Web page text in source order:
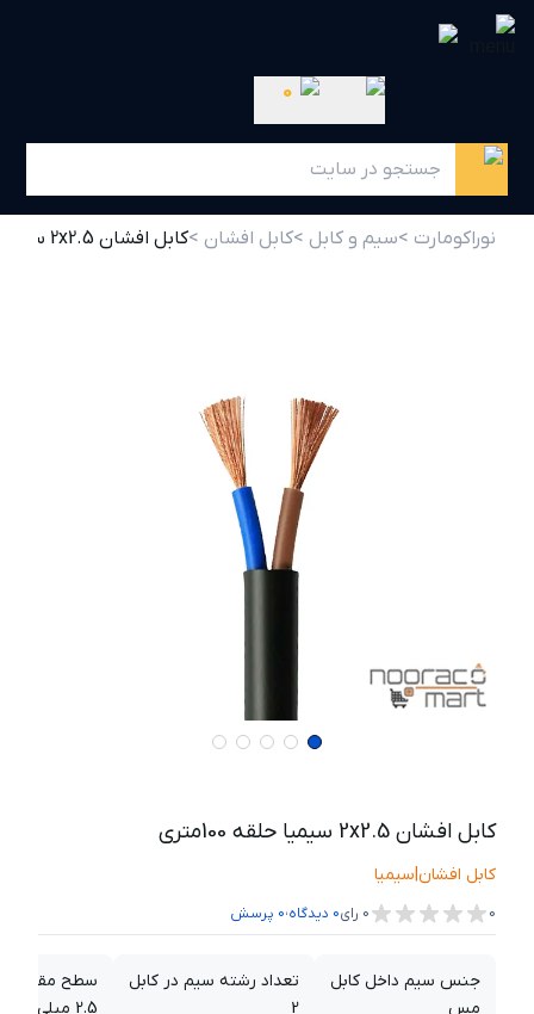
0
نوراکومارت >سیم و کابل >کابل افشان >کابل افشان 2x2.5 سیمیا حلقه 100متری
کابل افشان 2x2.5 سیمیا حلقه 100متری
کابل افشان|سیمیا
0
0 رای0 دیدگاه،0 پرسش
جنس سیم داخل کابل
مس
تعداد رشته سیم در کابل
2
سطح مقطع
2.5 میلی متر